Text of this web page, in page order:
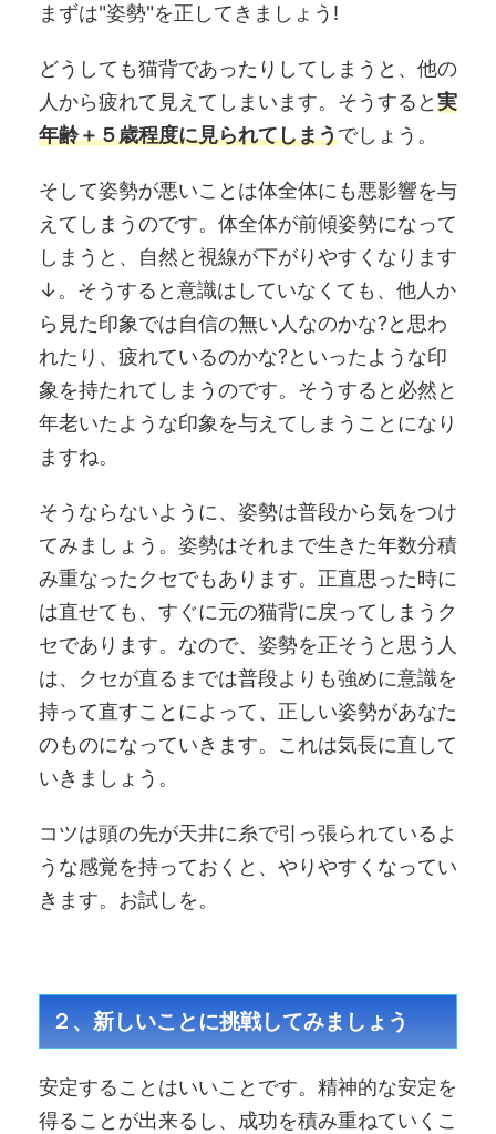
まずは"姿勢"を正してきましょう!
どうしても猫背であったりしてしまうと、他の
人から疲れて見えてしまいます。そうすると実
年齢＋５歳程度に見られてしまうでしょう。
そして姿勢が悪いことは体全体にも悪影響を与
えてしまうのです。体全体が前傾姿勢になって
しまうと、自然と視線が下がりやすくなります
↓。そうすると意識はしていなくても、他人か
ら見た印象では自信の無い人なのかな?と思わ
れたり、疲れているのかな?といったような印
象を持たれてしまうのです。そうすると必然と
年老いたような印象を与えてしまうことになり
ますね。
そうならないように、姿勢は普段から気をつけ
てみましょう。姿勢はそれまで生きた年数分積
み重なったクセでもあります。正直思った時に
は直せても、すぐに元の猫背に戻ってしまうク
セであります。なので、姿勢を正そうと思う人
は、クセが直るまでは普段よりも強めに意識を
持って直すことによって、正しい姿勢があなた
のものになっていきます。これは気長に直して
いきましょう。
コツは頭の先が天井に糸で引っ張られているよ
うな感覚を持っておくと、やりやすくなってい
きます。お試しを。
２、新しいことに挑戦してみましょう
安定することはいいことです。精神的な安定を
得ることが出来るし、成功を積み重ねていくこ